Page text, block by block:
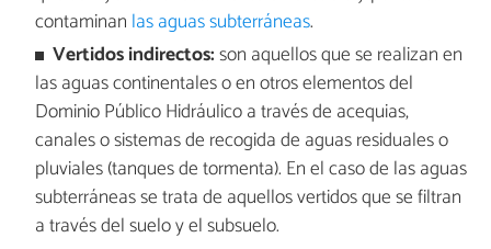
contaminan las aguas subterráneas.
Vertidos indirectos:son aquellos que se realizan en
las aguas continentales o en otros elementos del
Dominio Público Hidráulico a través de acequias,
canales o sistemas de recogida de aguas residuales o
pluviales (tanques de tormenta). En el caso de las aguas
subterráneas se trata de aquellos vertidos que se filtran
a través del suelo y el subsuelo.